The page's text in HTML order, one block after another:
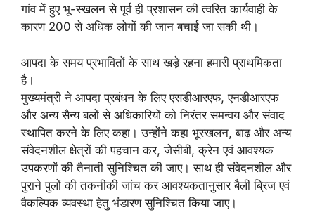
गांव में हुए भू-स्खलन से पूर्व ही प्रशासन की त्वरित कार्यवाही के
कारण 200 से अधिक लोगों की जान बचाई जा सकी थी।
आपदा के समय प्रभावितों के साथ खड़े रहना हमारी प्राथमिकता
है।
मुख्यमंत्री ने आपदा प्रबंधन के लिए एसडीआरएफ, एनडीआरएफ
और अन्य सैन्य बलों से अधिकारियों को निरंतर समन्वय और संवाद
स्थापित करने के लिए कहा। उन्होंने कहा भूस्खलन, बाढ़ और अन्य
संवेदनशील क्षेत्रों की पहचान कर, जेसीबी, क्रेन एवं आवश्यक
उपकरणों की तैनाती सुनिश्चित की जाए। साथ ही संवेदनशील और
पुराने पुलों की तकनीकी जांच कर आवश्यकतानुसार बैली ब्रिज एवं
वैकल्पिक व्यवस्था हेतु भंडारण सुनिश्चित किया जाए।